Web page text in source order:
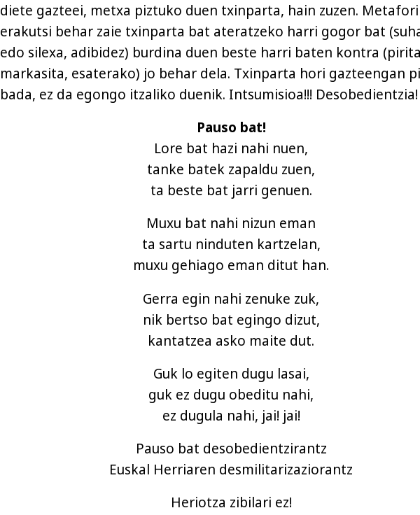
diete gazteei, metxa piztuko duen txinparta, hain zuzen.
erakutsi behar zaie txinparta bat ateratzeko harri gogor bat
edo silexa, adibidez) burdina duen beste harri baten kontra
markasita, esaterako) jo behar dela. Txinparta hori gazteengan
bada, ez da egongo itzaliko duenik. Intsumisioa!!! Desobedientzia!
Pauso bat!
Lore bat hazi nahi nuen,
tanke batek zapaldu zuen,
ta beste bat jarri genuen.
Muxu bat nahi nizun eman
ta sartu ninduten kartzelan,
muxu gehiago eman ditut han.
Gerra egin nahi zenuke zuk,
nik bertso bat egingo dizut,
kantatzea asko maite dut.
Guk lo egiten dugu lasai,
guk ez dugu obeditu nahi,
ez dugula nahi, jai! jai!
Pauso bat desobedientzirantz
Euskal Herriaren desmilitarizaziorantz
Heriotza zibilari ez!